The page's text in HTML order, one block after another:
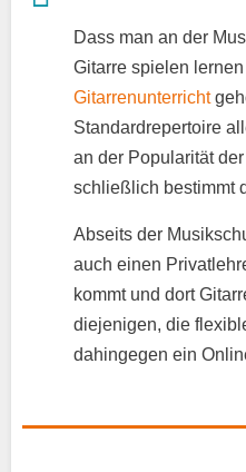
Dass man an der
Gitarre spielen
Gitarrenunterricht
Standardrepertoire
an der Popularität
schließlich bestimmt
Abseits der
auch einen
kommt und dort
diejenigen, die
dahingegen ein